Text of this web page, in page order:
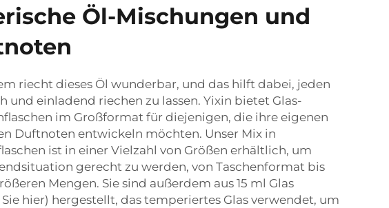
Öl-Mischungen und
riecht dieses Öl wunderbar, und das hilft dabei, jeden
und einladend riechen zu lassen. Yixin bietet Glas-
im Großformat für diejenigen, die ihre eigenen
Duftnoten entwickeln möchten. Unser Mix in
ist in einer Vielzahl von Größen erhältlich, um
gerecht zu werden, von Taschenformat bis
Mengen. Sie sind außerdem aus 15 ml Glas
hier) hergestellt, das temperiertes Glas verwendet, um